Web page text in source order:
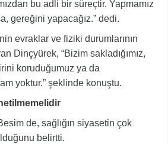
bu adli bir süreçtir. Yapmamız
gereğini yapacağız.” dedi.
evraklar ve fiziki durumlarının
Dinçyürek, “Bizim sakladığımız,
koruduğumuz ya da
yoktur.” şeklinde konuştu.
de, sağlığın siyasetin çok
belirtti.